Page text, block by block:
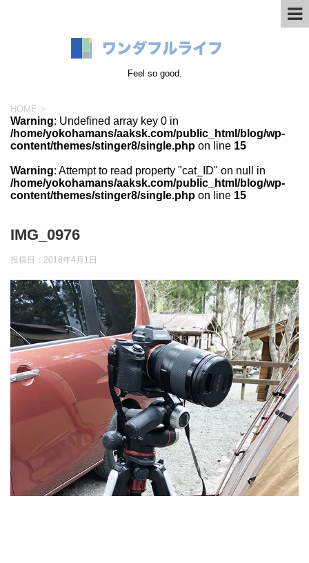
Feel so good.
HOME >
Warning: Undefined array key 0 in
/home/yokohamans/aaksk.com/public_html/blog/wp-
content/themes/stinger8/single.php on line 15
Warning: Attempt to read property "cat_ID" on null in
/home/yokohamans/aaksk.com/public_html/blog/wp-
content/themes/stinger8/single.php on line 15
IMG_0976
投稿日： 2018年4月1日